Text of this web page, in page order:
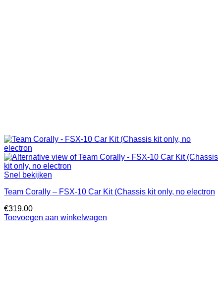
Snel bekijken
Team Corally – FSX-10 Car Kit (Chassis kit only, no electron
€319.00
Toevoegen aan winkelwagen